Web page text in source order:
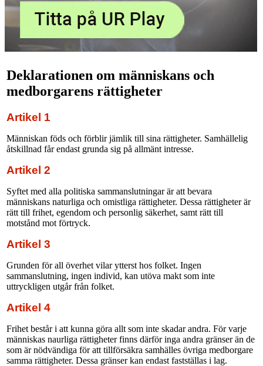
Deklarationen om människans och
medborgarens rättigheter
Artikel 1
Människan föds och förblir jämlik till sina rättigheter. Samhällelig
åtskillnad får endast grunda sig på allmänt intresse.
Artikel 2
Syftet med alla politiska sammanslutningar är att bevara
människans naturliga och omistliga rättigheter. Dessa rättigheter är
rätt till frihet, egendom och personlig säkerhet, samt rätt till
motstånd mot förtryck.
Artikel 3
Grunden för all överhet vilar ytterst hos folket. Ingen
sammanslutning, ingen individ, kan utöva makt som inte
uttryckligen utgår från folket.
Artikel 4
Frihet består i att kunna göra allt som inte skadar andra. För varje
människas naurliga rättigheter finns därför inga andra gränser än de
som är nödvändiga för att tillförsäkra samhälles övriga medborgare
samma rättigheter. Dessa gränser kan endast fastställas i lag.